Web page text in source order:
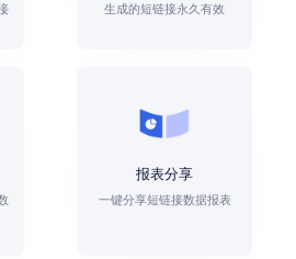
生成的短链接永久有效
报表分享
一键分享短链接数据报表